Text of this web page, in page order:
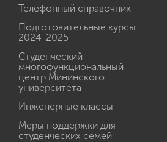
Телефонный справочник
Подготовительные курсы
2024-2025
Студенческий
многофункциональный
центр Мининского
университета
Инженерные классы
Меры поддержки для
студенческих семей